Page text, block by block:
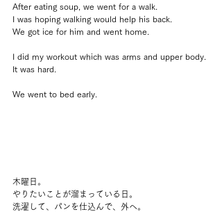
After eating soup, we went for a walk.
I was hoping walking would help his back.
We got ice for him and went home.
I did my workout which was arms and upper body.
It was hard.
We went to bed early.
木曜日。
やりたいことが溜まっている日。
洗濯して、パンを仕込んで、外へ。